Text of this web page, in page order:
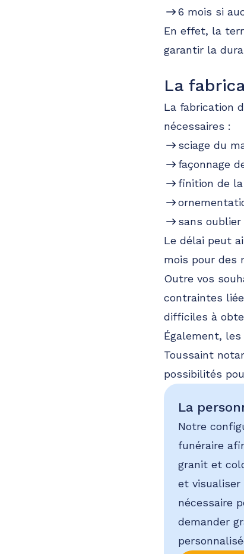
6 mois si
En effet, la
garantir la
La
La fabrication
nécessaires :
sciage du
façonnage
finition de la
sans
Le délai peut
mois pour des
Outre vos
contraintes
difficiles à
Également,
Toussaint
possibilités
La
Notre
funéraire
granit et
et visualiser
nécessaire
demander